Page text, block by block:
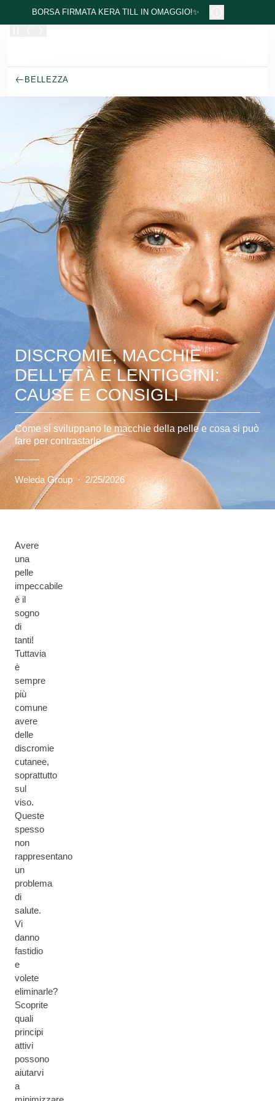
Passa al contenuto principale
BORSA FIRMATA KERA TILL IN OMAGGIO!✨
BELLEZZA
DISCROMIE, MACCHIE
DELL'ETÀ E LENTIGGINI:
CAUSE E CONSIGLI
Come si sviluppano le macchie della pelle e cosa si può
fare per contrastarle
Weleda Group · 2/25/2026
Avere
una
pelle
impeccabile
è il
sogno
di
tanti!
Tuttavia
è
sempre
più
comune
avere
delle
discromie
cutanee,
soprattutto
sul
viso.
Queste
spesso
non
rappresentano
un
problema
di
salute.
Vi
danno
fastidio
e
volete
eliminarle?
Scoprite
quali
principi
attivi
possono
aiutarvi
a